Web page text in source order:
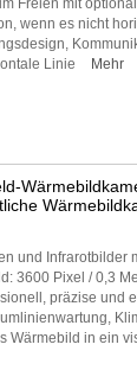
Freien mit
wenn es nicht
Linie
Mehr
und Infrarotbilder
3600 Pixel / 0,3
präzise und
Wärmebild in ein